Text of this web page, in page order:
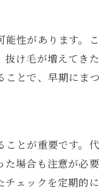
よるまつ毛ダニの
セルフチェック見
見のためのセルフチ
クでまつ毛ダニの
セルフチェックで
性があります。
け毛が増えて
とで、早期にま
とが重要です。
場合も注意が必
ェックを定期的